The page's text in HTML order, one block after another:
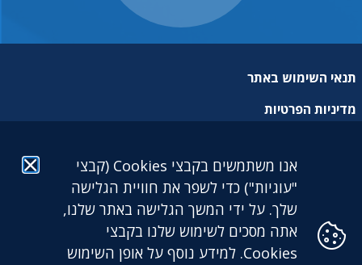
תנאי השימוש באתר
מדיניות הפרטיות
הצהרת נגישות
אנו משתמשים בקבצי Cookies (קבצי
"עוגיות") כדי לשפר את חוויית הגלישה
שלך. על ידי המשך הגלישה באתר שלנו,
אתה מסכים לשימוש שלנו בקבצי
Cookies. למידע נוסף על אופן השימוש